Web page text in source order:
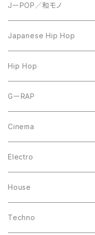
JーPOP／和モノ
LP
7inch
CD
12inch
10inch
Casette Tape
Japanese Hip Hop
12inch
LP
Hip Hop
LP
12inch
CD
GーRAP
12inch
LP
Cinema
LP
12inch
DVD
Electro
12inch
LP
House
LP
Techno